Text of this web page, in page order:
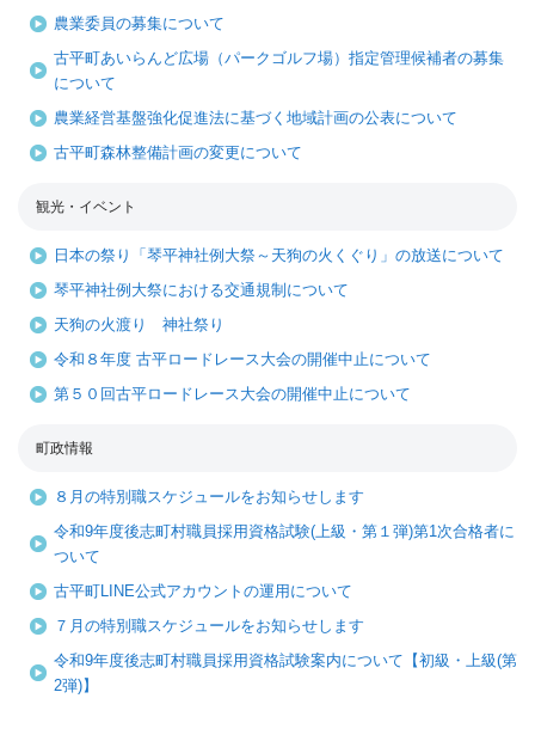
農業委員の募集について
古平町あいらんど広場（パークゴルフ場）指定管理候補者の募集
について
農業経営基盤強化促進法に基づく地域計画の公表について
古平町森林整備計画の変更について
観光・イベント
日本の祭り「琴平神社例大祭～天狗の火くぐり」の放送について
琴平神社例大祭における交通規制について
天狗の火渡り 神社祭り
令和８年度 古平ロードレース大会の開催中止について
第５０回古平ロードレース大会の開催中止について
町政情報
８月の特別職スケジュールをお知らせします
令和9年度後志町村職員採用資格試験(上級・第１弾)第1次合格者に
ついて
古平町LINE公式アカウントの運用について
７月の特別職スケジュールをお知らせします
令和9年度後志町村職員採用資格試験案内について【初級・上級(第
2弾)】